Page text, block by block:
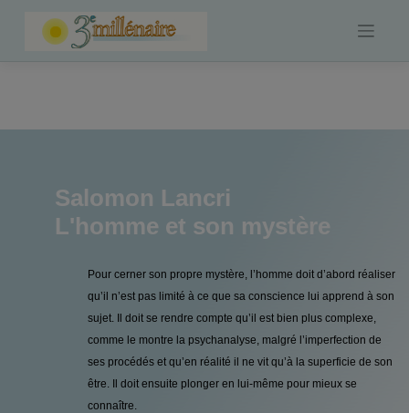
Salomon Lancri
L'homme et son mystère
Pour cerner son propre mystère, l’homme doit d’abord réaliser
qu’il n’est pas limité à ce que sa conscience lui apprend à son
sujet. Il doit se rendre compte qu’il est bien plus complexe,
comme le montre la psychanalyse, malgré l’imperfection de
ses procédés et qu’en réalité il ne vit qu’à la superficie de son
être. Il doit ensuite plonger en lui-même pour mieux se
connaître.